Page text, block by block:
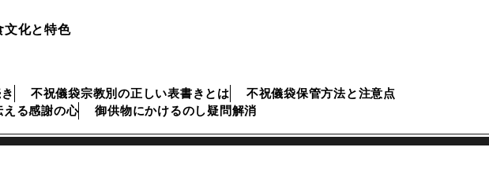
文化と特色
不祝儀袋宗教別の正しい表書きとは
不祝儀袋保管方法と注意点
える感謝の心 御供物にかけるのし疑問解消